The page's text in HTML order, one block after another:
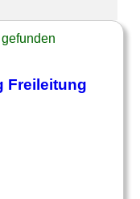
Freileitung